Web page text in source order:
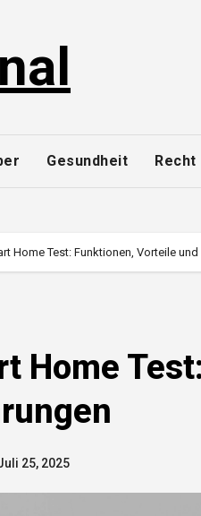
Gesundheit Recht
Home Test: Funktionen, Vorteile
Home
25, 2025